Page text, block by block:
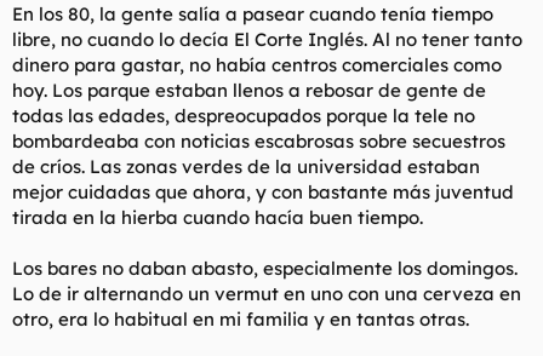
En los 80, la gente salía a pasear cuando tenía tiempo
libre, no cuando lo decía El Corte Inglés. Al no tener tanto
dinero para gastar, no había centros comerciales como
hoy. Los parque estaban llenos a rebosar de gente de
todas las edades, despreocupados porque la tele no
bombardeaba con noticias escabrosas sobre secuestros
de críos. Las zonas verdes de la universidad estaban
mejor cuidadas que ahora, y con bastante más juventud
tirada en la hierba cuando hacía buen tiempo.
Los bares no daban abasto, especialmente los domingos.
Lo de ir alternando un vermut en uno con una cerveza en
otro, era lo habitual en mi familia y en tantas otras.